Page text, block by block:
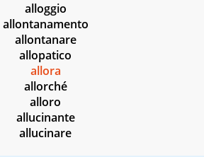
alloggio
allontanamento
allontanare
allopatico
allora
allorché
alloro
allucinante
allucinare